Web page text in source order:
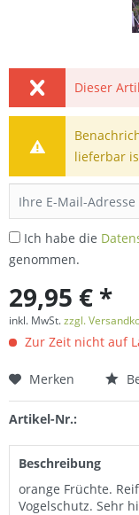
Dieser
lieferbar
Ich habe die
genommen.
29,95 € *
inkl. MwSt.zzgl.
Zur Zeit nicht auf
Merken
Artikel-Nr.:
Beschreibung
orange Früchte.
Vogelschutz. Sehr